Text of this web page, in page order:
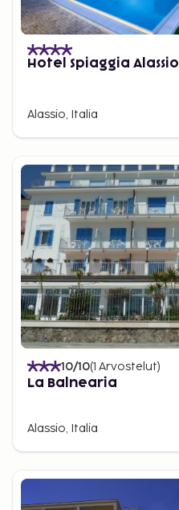
Hotel Spiaggia Alassio
Alassio, Italia
10/10(1 Arvostelut)
La Balnearia
Alassio, Italia